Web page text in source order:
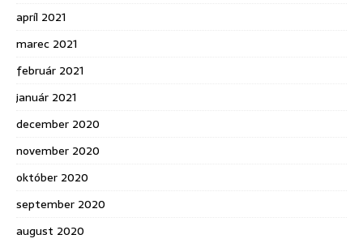
apríl 2021
marec 2021
február 2021
január 2021
december 2020
november 2020
október 2020
september 2020
august 2020